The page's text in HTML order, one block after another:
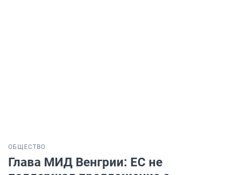
ОБЩЕСТВО
Глава МИД Венгрии: ЕС не